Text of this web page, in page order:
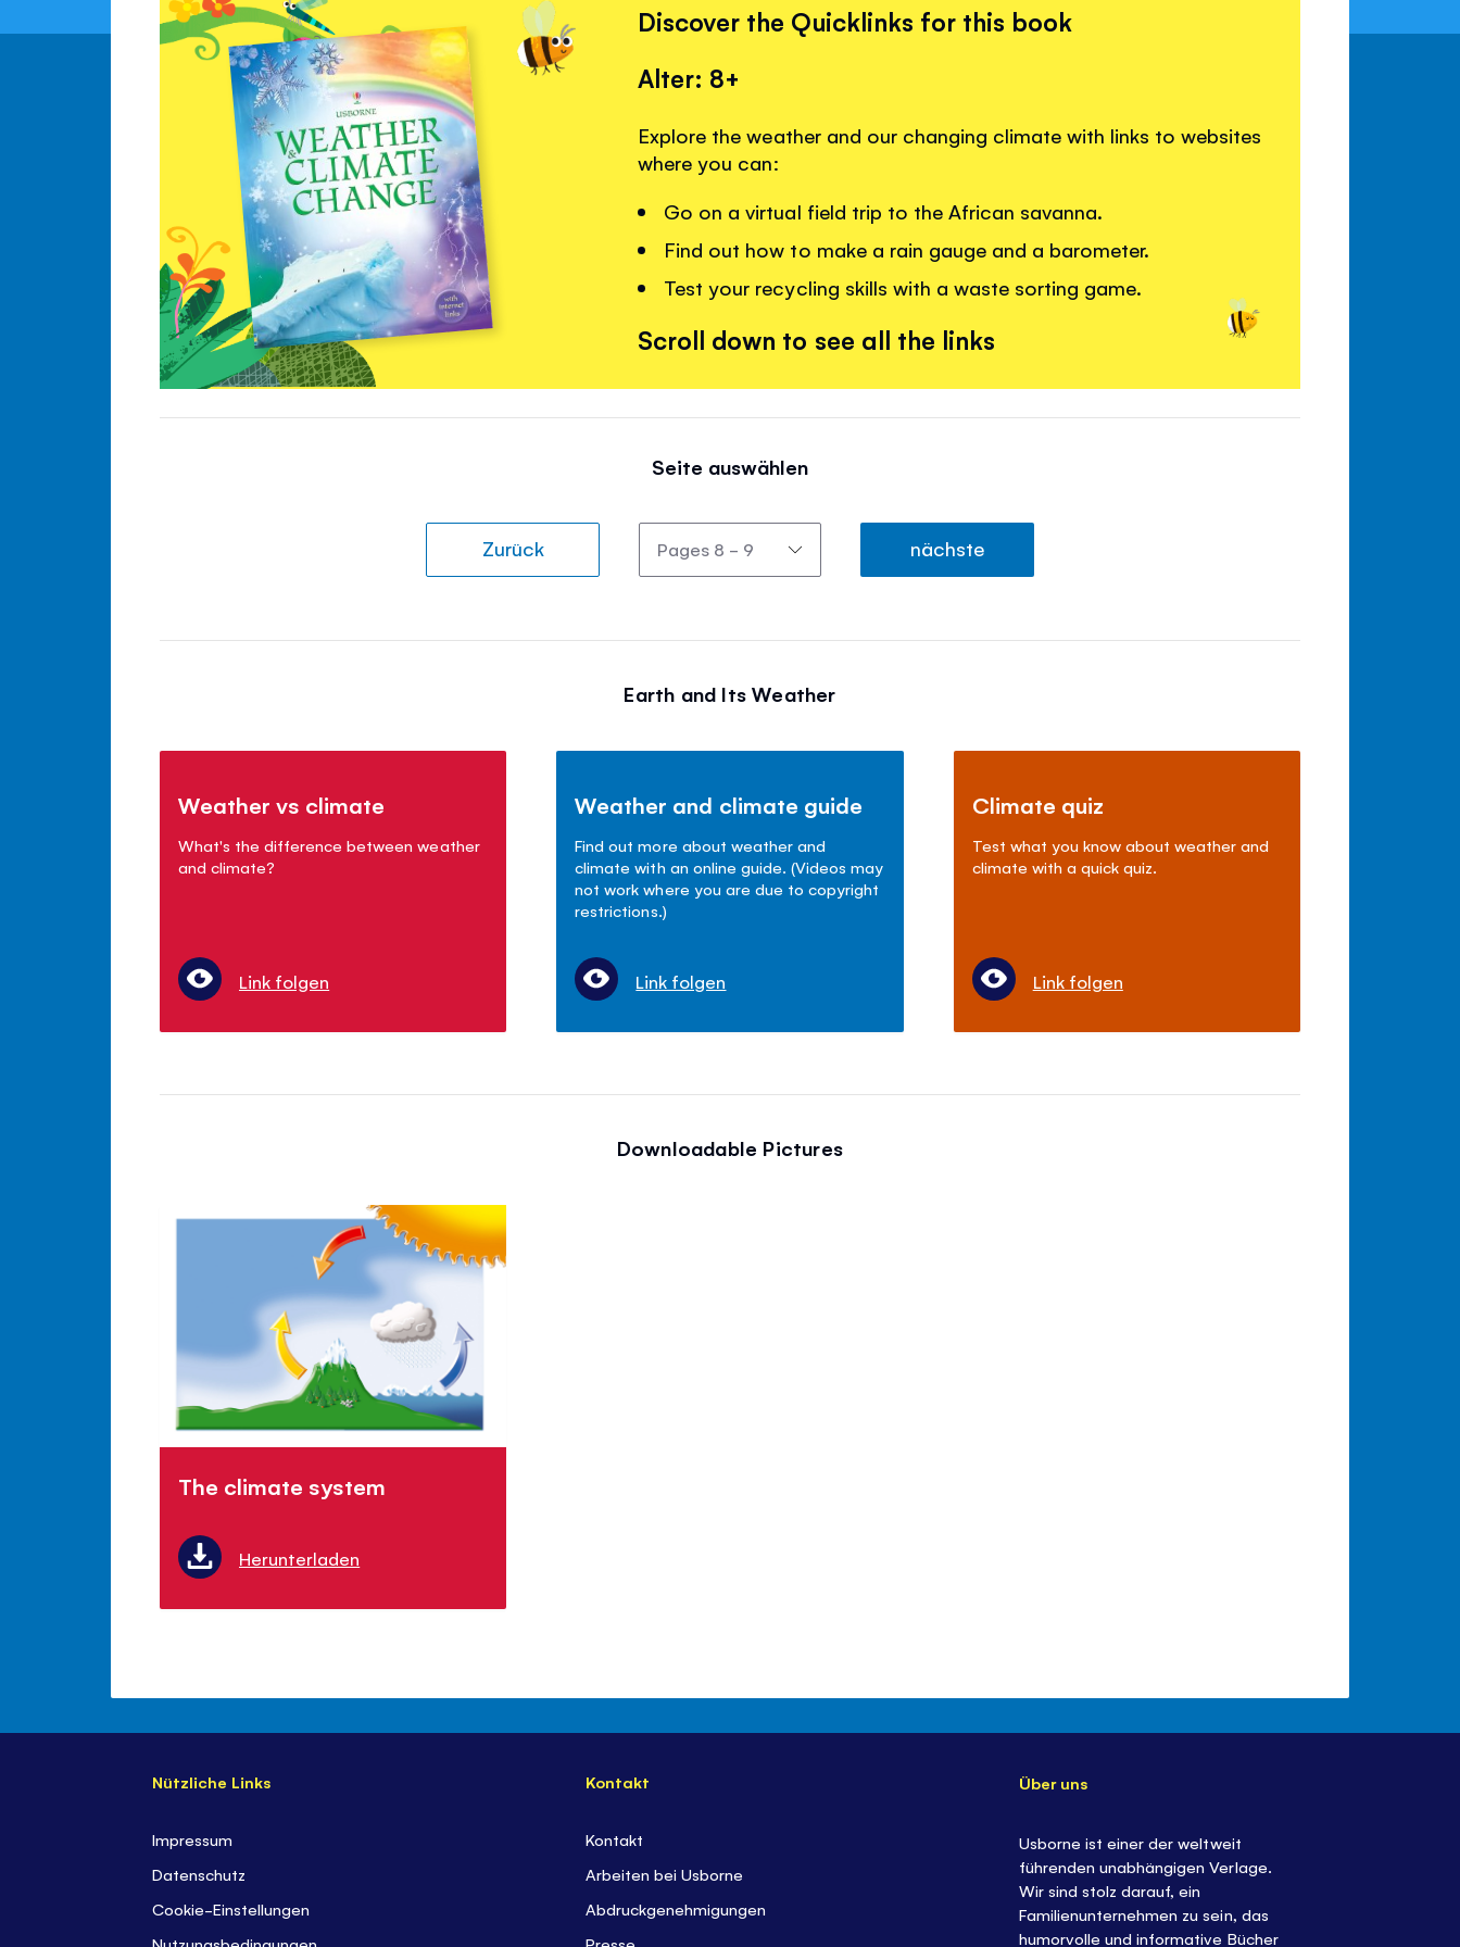
Discover the Quicklinks for this book
Alter: 8+
Explore the weather and our changing climate with links to websites
where you can:
Go on a virtual field trip to the African savanna.
Find out how to make a rain gauge and a barometer.
Test your recycling skills with a waste sorting game.
Scroll down to see all the links
Seite auswählen
Zurück nächste
Earth and Its Weather
Weather vs climate
What's the difference between weather
and climate?
Link folgen
Weather and climate guide
Find out more about weather and
climate with an online guide. (Videos may
not work where you are due to copyright
restrictions.)
Link folgen
Climate quiz
Test what you know about weather and
climate with a quick quiz.
Link folgen
Downloadable Pictures
The climate system
Herunterladen
Nützliche Links
Impressum
Datenschutz
Cookie-Einstellungen
Kontakt
Kontakt
Arbeiten bei Usborne
Abdruckgenehmigungen
Über uns
Usborne ist einer der weltweit
führenden unabhängigen Verlage.
Wir sind stolz darauf, ein
Familienunternehmen zu sein, das
humorvolle und informative Bücher